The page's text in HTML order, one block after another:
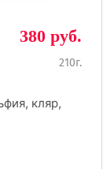
380 руб.
210г.
кляр,